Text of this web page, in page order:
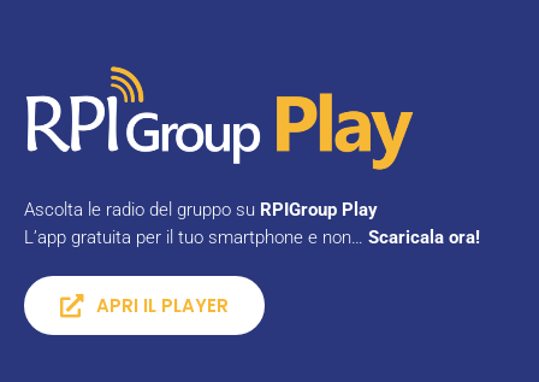
Ascolta le radio del gruppo su RPIGroup Play
L’app gratuita per il tuo smartphone e non… Scaricala ora!
APRI IL PLAYER